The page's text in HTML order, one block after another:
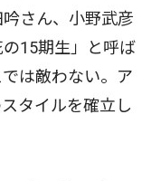
さん、小野武彦
15期生」と呼ば
は敵わない。ア
タイルを確立し